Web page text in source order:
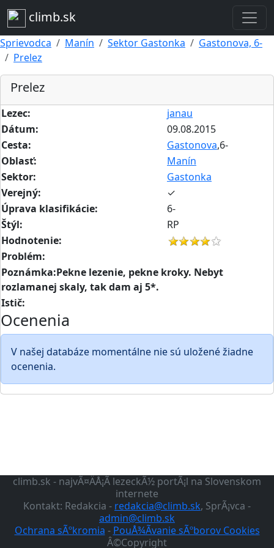
climb.sk
Sprievodca Manín Sektor Gastonka
Gastonova, 6-
Prelez
Prelez
Lezec:
janau
Dátum:
09.08.2015
Cesta:
Gastonova,6-
Oblasť:
Manín
Sektor:
Gastonka
Verejný:
✓
Úprava klasifikácie:
6-
Štýl:
RP
Hodnotenie:
Problém:
Poznámka:Pekne lezenie, pekne kroky. Nebyt
rozlamanej skaly, tak dam aj 5*.
Istič:
Ocenenia
V našej databáze momentálne nie sú uložené žiadne
ocenenia.
climb.sk - najvÃ¤ÄÅ¡Ã­ lezeckÃ½ portÃ¡l na Slovenskom
internete
Kontakt: Redakcia - redakcia@climb.sk, SprÃ¡vca -
admin@climb.sk
Ochrana sÃºkromia - PouÅ¾Ã­vanie sÃºborov Cookies
Â©Copyright